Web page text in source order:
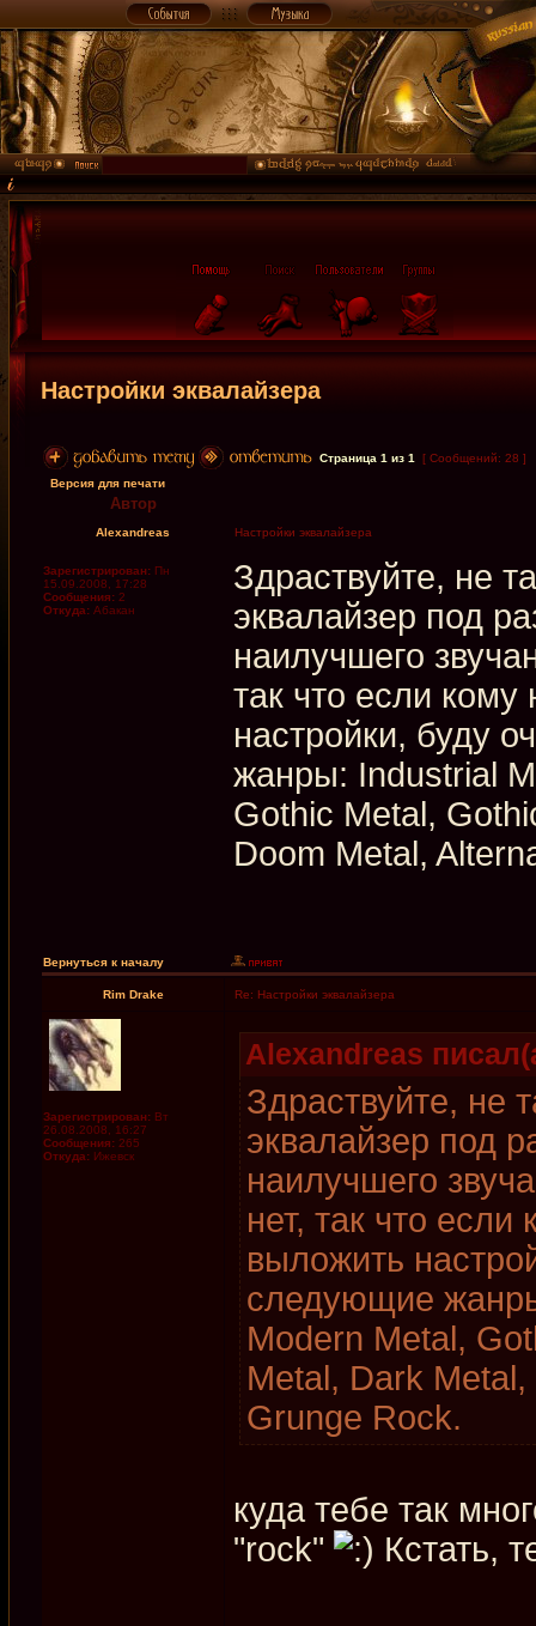
Настройки эквалайзера
Страница 1 из 1
[ Сообщений: 28 ]
Версия для печати
Автор
Alexandreas Настройки эквалайзера
Зарегистрирован: Пн
15.09.2008, 17:28
Сообщения: 2
Откуда: Абакан
Здраствуйте, не
эквалайзер под
наилучшего
так что если кому
настройки, буду
жанры: Industrial
Gothic Metal,
Doom Metal,
Вернуться к началу
Rim Drake Re: Настройки эквалайзера
Зарегистрирован: Вт
26.08.2008, 16:27
Сообщения: 265
Откуда: Ижевск
Alexandreas
Здраствуйте, не
эквалайзер под
наилучшего
нет, так что если
выложить
следующие
Modern Metal,
Metal, Dark
Grunge Rock.
куда тебе так
"rock"
Кстать,